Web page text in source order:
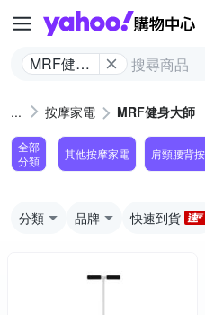
MRF健身
按摩家電 MRF健身大師
全部
分類
其他按摩家電 肩頸腰背
分類 品牌 快速到貨